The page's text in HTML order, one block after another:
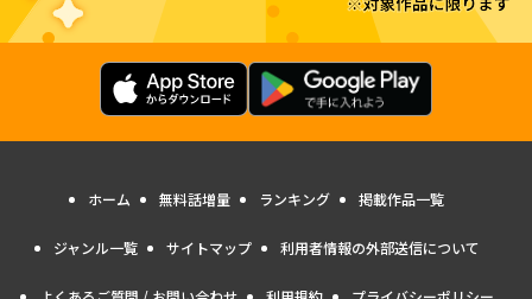
ホーム 無料話増量 ランキング 掲載作品一覧
ジャンル一覧 サイトマップ 利用者情報の外部送信について